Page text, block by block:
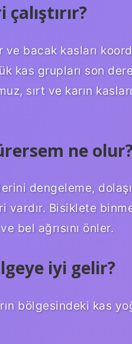
ve bacak kasları
kas grupları son
sırt ve karın
ne
dengeleme,
vardır. Bisiklete
bel ağrısını önler.
iyi gelir?
bölgesindeki kas